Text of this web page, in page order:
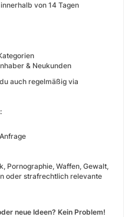
von 14 Tagen
& Neukunden
auch regelmäßig via
Pornographie, Waffen, Gewalt,
oder strafrechtlich relevante
neue Ideen? Kein Problem!